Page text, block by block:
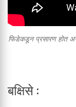
फिडेकडून प्रसारण होत
बक्षिसे :